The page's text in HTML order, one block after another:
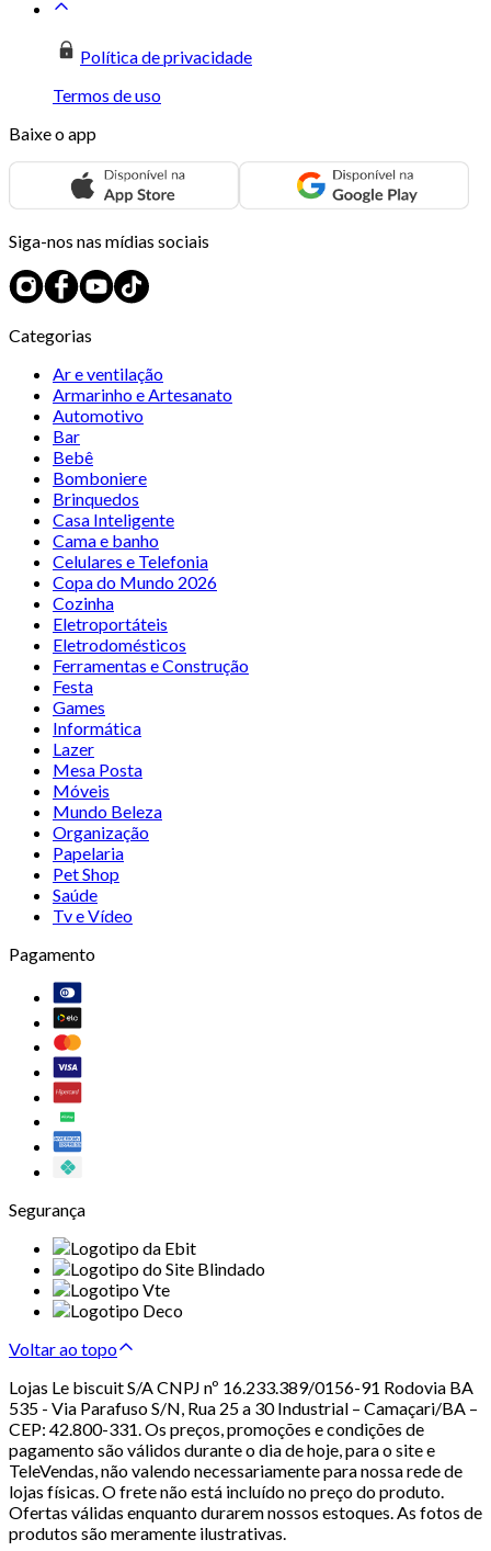
Política de privacidade
Termos de uso
Baixe o app
Siga-nos nas mídias sociais
Categorias
Ar e ventilação
Armarinho e Artesanato
Automotivo
Bar
Bebê
Bomboniere
Brinquedos
Casa Inteligente
Cama e banho
Celulares e Telefonia
Copa do Mundo 2026
Cozinha
Eletroportáteis
Eletrodomésticos
Ferramentas e Construção
Festa
Games
Informática
Lazer
Mesa Posta
Móveis
Mundo Beleza
Organização
Papelaria
Pet Shop
Saúde
Tv e Vídeo
Pagamento
Segurança
Voltar ao topo
Lojas Le biscuit S/A CNPJ nº 16.233.389/0156-91 Rodovia BA
535 - Via Parafuso S/N, Rua 25 a 30 Industrial – Camaçari/BA –
CEP: 42.800-331. Os preços, promoções e condições de
pagamento são válidos durante o dia de hoje, para o site e
TeleVendas, não valendo necessariamente para nossa rede de
lojas físicas. O frete não está incluído no preço do produto.
Ofertas válidas enquanto durarem nossos estoques. As fotos de
produtos são meramente ilustrativas.